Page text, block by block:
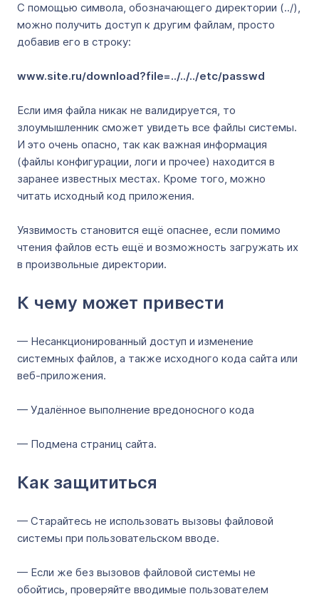
С помощью символа, обозначающего директории (../),
можно получить доступ к другим файлам, просто
добавив его в строку:
www.site.ru/download?file=../../../etc/passwd
Если имя файла никак не валидируется, то
злоумышленник сможет увидеть все файлы системы.
И это очень опасно, так как важная информация
(файлы конфигурации, логи и прочее) находится в
заранее известных местах. Кроме того, можно
читать исходный код приложения.
Уязвимость становится ещё опаснее, если помимо
чтения файлов есть ещё и возможность загружать их
в произвольные директории.
К чему может привести
— Несанкционированный доступ и изменение
системных файлов, а также исходного кода сайта или
веб-приложения.
— Удалённое выполнение вредоносного кода
— Подмена страниц сайта.
Как защититься
— Старайтесь не использовать вызовы файловой
системы при пользовательском вводе.
— Если же без вызовов файловой системы не
обойтись, проверяйте вводимые пользователем